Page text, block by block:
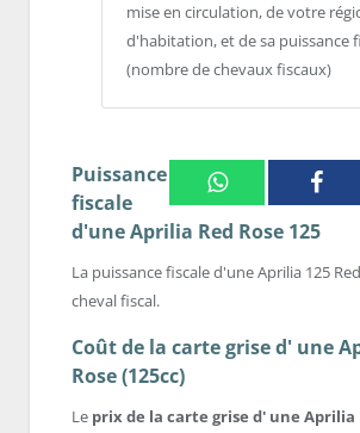
mise en circulation, de votre
d'habitation, et de sa puissance
(nombre de chevaux fiscaux)
Whatsapp
Puissance
fiscale
d'une Aprilia Red Rose 125
La puissance fiscale d'une Aprilia 125
cheval fiscal.
Coût de la carte grise d' une
Rose (125cc)
Le prix de la carte grise d' une Aprilia